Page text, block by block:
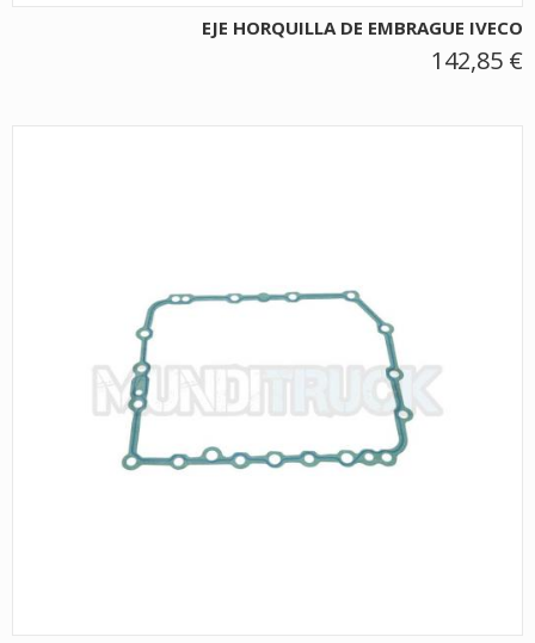
EJE HORQUILLA DE EMBRAGUE IVECO
142,85 €